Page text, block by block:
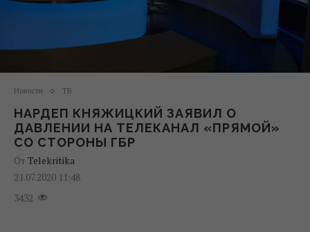
Новости ТВ
НАРДЕП КНЯЖИЦКИЙ ЗАЯВИЛ О
ДАВЛЕНИИ НА ТЕЛЕКАНАЛ «ПРЯМОЙ»
СО СТОРОНЫ ГБР
От Telekritika
21.07.2020 11:48
3432